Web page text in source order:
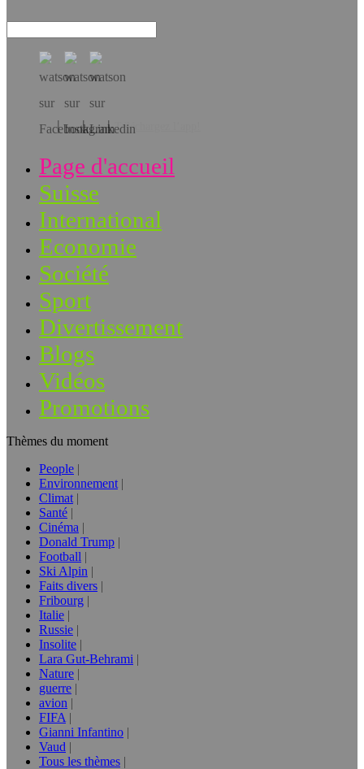
Téléchargez l’app!
Page d'accueil
Suisse
International
Economie
Société
Sport
Divertissement
Blogs
Vidéos
Promotions
Thèmes du moment
People
Environnement
Climat
Santé
Cinéma
Donald Trump
Football
Ski Alpin
Faits divers
Fribourg
Italie
Russie
Insolite
Lara Gut-Behrami
Nature
guerre
avion
FIFA
Gianni Infantino
Vaud
Tous les thèmes